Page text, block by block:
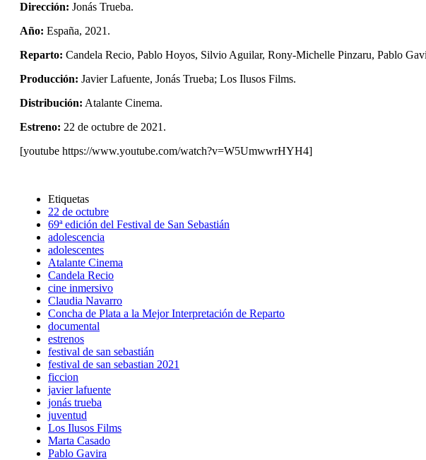
Dirección: Jonás Trueba.
Año: España, 2021.
Reparto: Candela Recio, Pablo Hoyos, Silvio Aguilar, Rony-Michelle Pinzaru, Pablo
Producción: Javier Lafuente, Jonás Trueba; Los Ilusos Films.
Distribución: Atalante Cinema.
Estreno: 22 de octubre de 2021.
[youtube https://www.youtube.com/watch?v=W5UmwwrHYH4]
Etiquetas
22 de octubre
69ª edición del Festival de San Sebastián
adolescencia
adolescentes
Atalante Cinema
Candela Recio
cine inmersivo
Claudia Navarro
Concha de Plata a la Mejor Interpretación de Reparto
documental
estrenos
festival de san sebastián
festival de san sebastian 2021
ficcion
javier lafuente
jonás trueba
juventud
Los Ilusos Films
Marta Casado
Pablo Gavira